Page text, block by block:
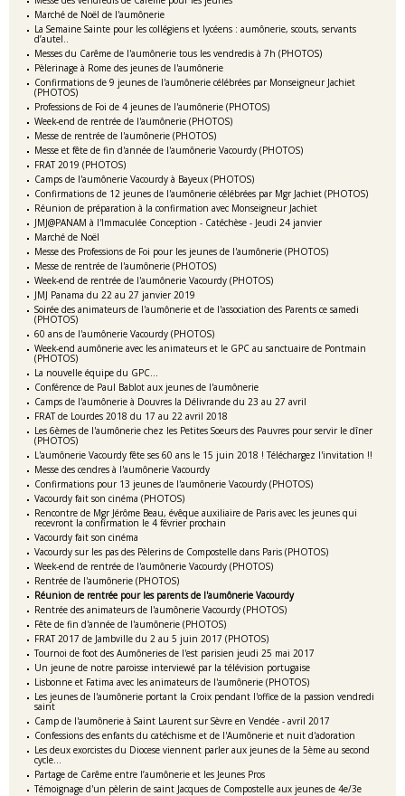
Marché de Noël de l'aumônerie
La Semaine Sainte pour les collégiens et lycéens : aumônerie, scouts, servants
d’autel..
Messes du Carême de l'aumônerie tous les vendredis à 7h (PHOTOS)
Pèlerinage à Rome des jeunes de l'aumônerie
Confirmations de 9 jeunes de l'aumônerie célébrées par Monseigneur Jachiet
(PHOTOS)
Professions de Foi de 4 jeunes de l'aumônerie (PHOTOS)
Week-end de rentrée de l'aumônerie (PHOTOS)
Messe de rentrée de l'aumônerie (PHOTOS)
Messe et fête de fin d'année de l'aumônerie Vacourdy (PHOTOS)
FRAT 2019 (PHOTOS)
Camps de l'aumônerie Vacourdy à Bayeux (PHOTOS)
Confirmations de 12 jeunes de l'aumônerie célébrées par Mgr Jachiet (PHOTOS)
Réunion de préparation à la confirmation avec Monseigneur Jachiet
JMJ@PANAM à l'Immaculée Conception - Catéchèse - Jeudi 24 janvier
Marché de Noël
Messe des Professions de Foi pour les jeunes de l'aumônerie (PHOTOS)
Messe de rentrée de l'aumônerie (PHOTOS)
Week-end de rentrée de l'aumônerie Vacourdy (PHOTOS)
JMJ Panama du 22 au 27 janvier 2019
Soirée des animateurs de l'aumônerie et de l'association des Parents ce samedi
(PHOTOS)
60 ans de l'aumônerie Vacourdy (PHOTOS)
Week-end aumônerie avec les animateurs et le GPC au sanctuaire de Pontmain
(PHOTOS)
La nouvelle équipe du GPC...
Conférence de Paul Bablot aux jeunes de l'aumônerie
Camps de l'aumônerie à Douvres la Délivrande du 23 au 27 avril
FRAT de Lourdes 2018 du 17 au 22 avril 2018
Les 6èmes de l'aumônerie chez les Petites Soeurs des Pauvres pour servir le dîner
(PHOTOS)
L'aumônerie Vacourdy fête ses 60 ans le 15 juin 2018 ! Téléchargez l'invitation !!
Messe des cendres à l'aumônerie Vacourdy
Confirmations pour 13 jeunes de l'aumônerie Vacourdy (PHOTOS)
Vacourdy fait son cinéma (PHOTOS)
Rencontre de Mgr Jérôme Beau, évêque auxiliaire de Paris avec les jeunes qui
recevront la confirmation le 4 février prochain
Vacourdy fait son cinéma
Vacourdy sur les pas des Pèlerins de Compostelle dans Paris (PHOTOS)
Week-end de rentrée de l'aumônerie Vacourdy (PHOTOS)
Rentrée de l'aumônerie (PHOTOS)
Réunion de rentrée pour les parents de l'aumônerie Vacourdy
Rentrée des animateurs de l'aumônerie Vacourdy (PHOTOS)
Fête de fin d'année de l'aumônerie (PHOTOS)
FRAT 2017 de Jambville du 2 au 5 juin 2017 (PHOTOS)
Tournoi de foot des Aumôneries de l'est parisien jeudi 25 mai 2017
Un jeune de notre paroisse interviewé par la télévision portugaise
Lisbonne et Fatima avec les animateurs de l'aumônerie (PHOTOS)
Les jeunes de l'aumônerie portant la Croix pendant l'office de la passion vendredi
saint
Camp de l'aumônerie à Saint Laurent sur Sèvre en Vendée - avril 2017
Confessions des enfants du catéchisme et de l'Aumônerie et nuit d'adoration
Les deux exorcistes du Diocese viennent parler aux jeunes de la 5ème au second
cycle...
Partage de Carême entre l’aumônerie et les Jeunes Pros
Témoignage d'un pèlerin de saint Jacques de Compostelle aux jeunes de 4e/3e